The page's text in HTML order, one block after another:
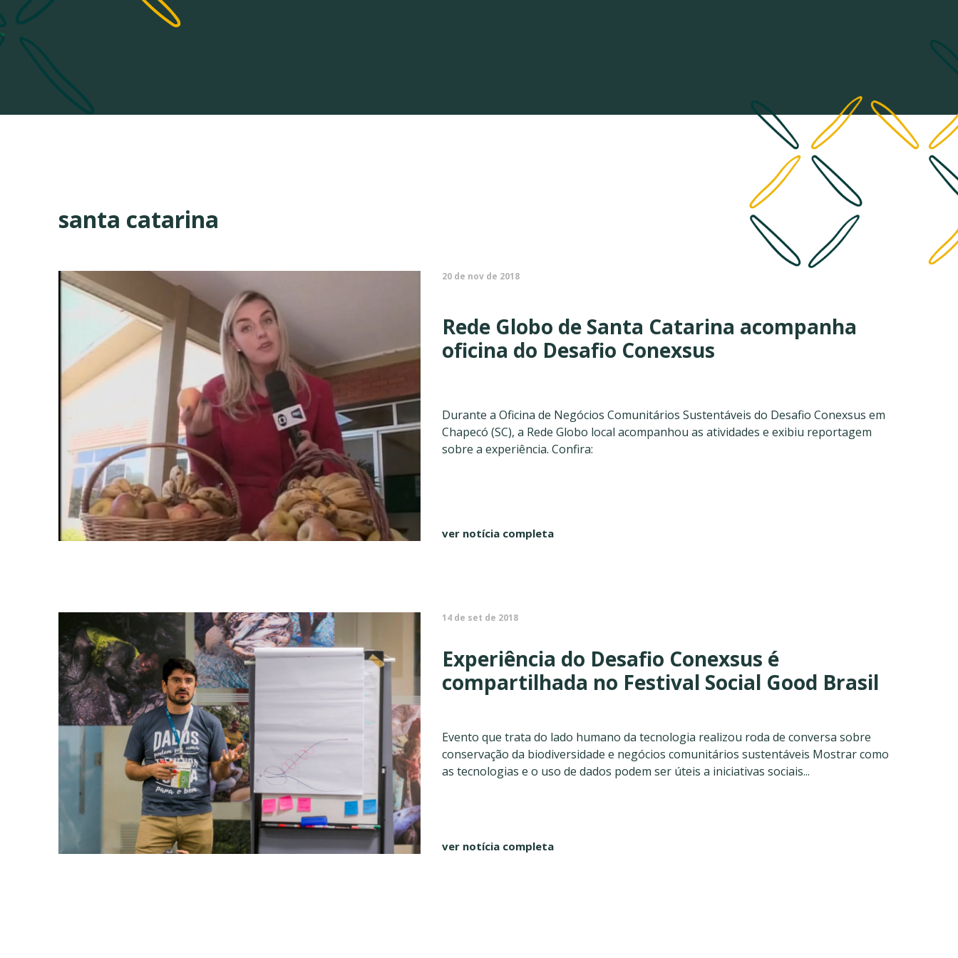
santa catarina
20 de nov de 2018
Rede Globo de Santa Catarina acompanha
oficina do Desafio Conexsus
Durante a Oficina de Negócios Comunitários Sustentáveis do Desafio Conexsus em
Chapecó (SC), a Rede Globo local acompanhou as atividades e exibiu reportagem
sobre a experiência. Confira:
ver notícia completa
14 de set de 2018
Experiência do Desafio Conexsus é
compartilhada no Festival Social Good Brasil
Evento que trata do lado humano da tecnologia realizou roda de conversa sobre
conservação da biodiversidade e negócios comunitários sustentáveis Mostrar como
as tecnologias e o uso de dados podem ser úteis a iniciativas sociais...
ver notícia completa